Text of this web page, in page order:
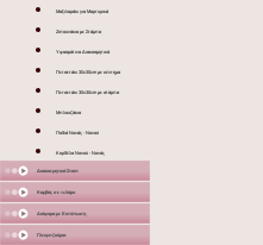
Μαξιλαράκι για Μαρτυρικά
Ζιπουνάκια με Στάμπα
Υφασμάτινα Διακοσμητικά
Πετσετάκι 30x30cm με κέντημα
Πετσετάκι 30x30cm με στάμπα
Μπλουζάκια
Ποδιά Νονάς - Νονού
Κορδέλα Νονού - Νονάς
Διακοσμητικά Σταντ
Καμβάς σε τελάρο
Διάφορα με Εκτύπωση
Γλειφιτζούρια